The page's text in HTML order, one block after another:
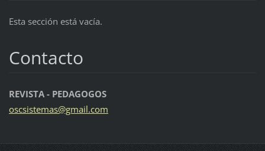
Esta sección está vacía.
Contacto
REVISTA - PEDAGOGOS
oscsistemas@gmail.com